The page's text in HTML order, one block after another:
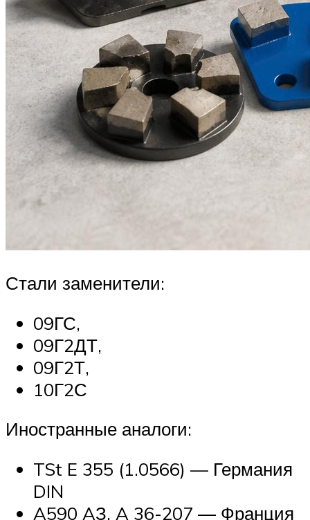
Стали заменители:
09ГС,
09Г2ДТ,
09Г2Т,
10Г2С
Иностранные аналоги:
TSt E 355 (1.0566) — Германия
DIN
A590 AЗ, A 36-207 — Франция